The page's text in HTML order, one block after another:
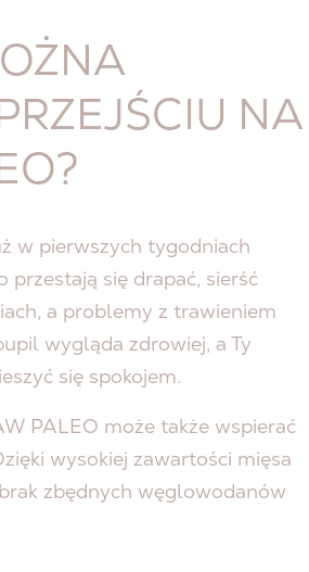
NA
w pierwszych tygodniach
przestają się drapać, sierść
a problemy z trawieniem
wygląda zdrowiej, a Ty
się spokojem.
PALEO może także wspierać
wysokiej zawartości mięsa
zbędnych węglowodanów